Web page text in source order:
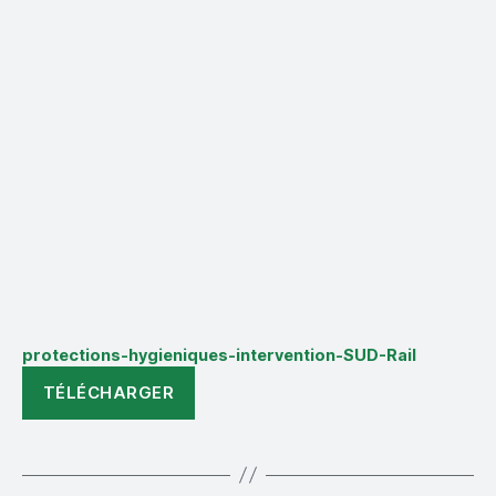
protections-hygieniques-intervention-SUD-Rail
TÉLÉCHARGER